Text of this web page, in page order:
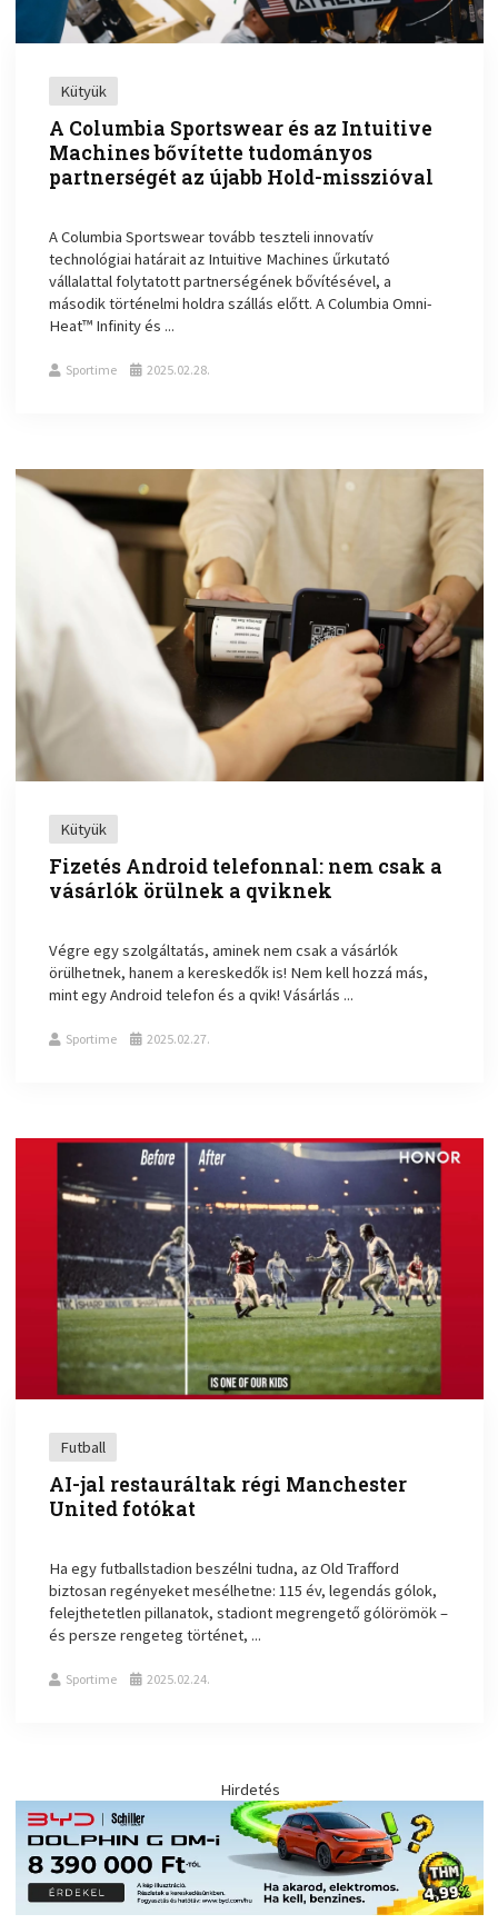
Kütyük
A Columbia Sportswear és az Intuitive
Machines bővítette tudományos
partnerségét az újabb Hold-misszióval
A Columbia Sportswear tovább teszteli innovatív
technológiai határait az Intuitive Machines űrkutató
vállalattal folytatott partnerségének bővítésével, a
második történelmi holdra szállás előtt. A Columbia Omni-
Heat™ Infinity és ...
Sportime 2025.02.28.
Kütyük
Fizetés Android telefonnal: nem csak a
vásárlók örülnek a qviknek
Végre egy szolgáltatás, aminek nem csak a vásárlók
örülhetnek, hanem a kereskedők is! Nem kell hozzá más,
mint egy Android telefon és a qvik! Vásárlás ...
Sportime 2025.02.27.
Futball
AI-jal restauráltak régi Manchester
United fotókat
Ha egy futballstadion beszélni tudna, az Old Trafford
biztosan regényeket mesélhetne: 115 év, legendás gólok,
felejthetetlen pillanatok, stadiont megrengető gólörömök –
és persze rengeteg történet, ...
Sportime 2025.02.24.
Hirdetés